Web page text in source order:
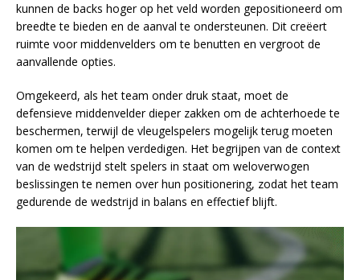
kunnen de backs hoger op het veld worden gepositioneerd om
breedte te bieden en de aanval te ondersteunen. Dit creëert
ruimte voor middenvelders om te benutten en vergroot de
aanvallende opties.
Omgekeerd, als het team onder druk staat, moet de
defensieve middenvelder dieper zakken om de achterhoede te
beschermen, terwijl de vleugelspelers mogelijk terug moeten
komen om te helpen verdedigen. Het begrijpen van de context
van de wedstrijd stelt spelers in staat om weloverwogen
beslissingen te nemen over hun positionering, zodat het team
gedurende de wedstrijd in balans en effectief blijft.